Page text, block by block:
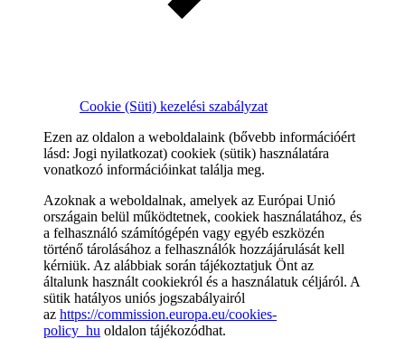
Cookie (Süti) kezelési szabályzat
Ezen az oldalon a weboldalaink (bővebb információért
lásd: Jogi nyilatkozat) cookiek (sütik) használatára
vonatkozó információinkat találja meg.
Azoknak a weboldalnak, amelyek az Európai Unió
országain belül működtetnek, cookiek használatához, és
a felhasználó számítógépén vagy egyéb eszközén
történő tárolásához a felhasználók hozzájárulását kell
kérniük. Az alábbiak során tájékoztatjuk Önt az
általunk használt cookiekról és a használatuk céljáról. A
sütik hatályos uniós jogszabályairól
az https://commission.europa.eu/cookies-
policy_hu oldalon tájékozódhat.